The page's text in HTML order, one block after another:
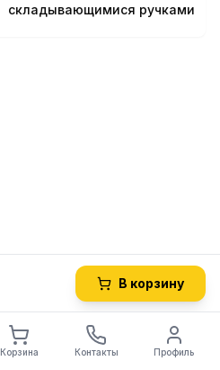
складывающимися ручками
В корзину
Корзина Контакты Профиль